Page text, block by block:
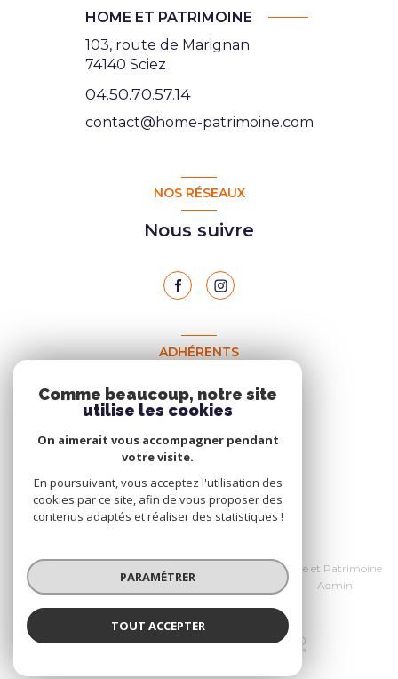
HOME ET PATRIMOINE
103, route de Marignan
74140 Sciez
04.50.70.57.14
contact@home-patrimoine.com
NOS RÉSEAUX
Nous suivre
ADHÉRENTS
Nous adhérons
Données personnelles Home et Patrimoine
Nos partenaires
Admin
Réalisé par :
Comme beaucoup, notre site
utilise les cookies
On aimerait vous accompagner pendant
votre visite.
En poursuivant, vous acceptez l'utilisation des
cookies par ce site, afin de vous proposer des
contenus adaptés et réaliser des statistiques !
PARAMÉTRER
TOUT ACCEPTER